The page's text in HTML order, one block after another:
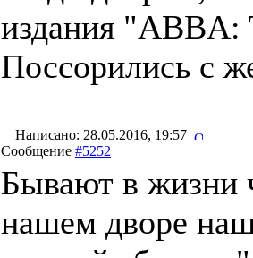
издания "ABBA:
Поссорились с
Написано: 28.05.2016, 19:57
Сообщение #5252
Бывают в жизни
нашем дворе